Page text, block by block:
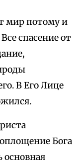
мир потому и
спасение от
В Его Лице
Бога
основная